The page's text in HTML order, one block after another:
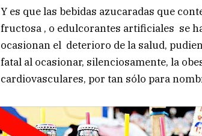
Y es que las bebidas azucaradas que
fructosa , o edulcorantes artificiales se
ocasionan el deterioro de la salud,
fatal al ocasionar, silenciosamente, la
cardiovasculares, por tan sólo para